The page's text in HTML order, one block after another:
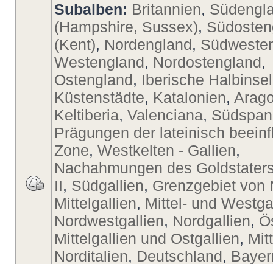
Subalben: Britannien,
(Hampshire, Sussex),
(Kent), Nordengland,
Westengland, Nordostengland,
Ostengland, Iberische Halbinsel
Küstenstädte, Katalonien,
Keltiberia, Valenciana,
Prägungen der lateinisch
Zone, Westkelten - Gallien,
Nachahmungen des
II, Südgallien, Grenzgebiet von
Mittelgallien, Mittel- und
Nordwestgallien, Nordgallien,
Mittelgallien und Ostgallien,
Norditalien, Deutschland,